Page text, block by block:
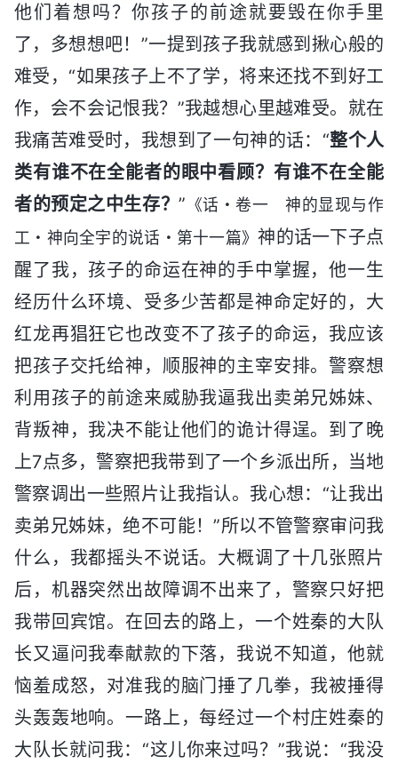
他们着想吗？你孩子的前途就要毁在你手里
了，多想想吧！”一提到孩子我就感到揪心般的
难受，“如果孩子上不了学，将来还找不到好工
作，会不会记恨我？”我越想心里越难受。就在
我痛苦难受时，我想到了一句神的话：“整个人
类有谁不在全能者的眼中看顾？有谁不在全能
者的预定之中生存？” 《话・卷一 神的显现与作
工・神向全宇的说话・第十一篇》 神的话一下子点
醒了我，孩子的命运在神的手中掌握，他一生
经历什么环境、受多少苦都是神命定好的，大
红龙再猖狂它也改变不了孩子的命运，我应该
把孩子交托给神，顺服神的主宰安排。警察想
利用孩子的前途来威胁我逼我出卖弟兄姊妹、
背叛神，我决不能让他们的诡计得逞。到了晚
上7点多，警察把我带到了一个乡派出所，当地
警察调出一些照片让我指认。我心想：“让我出
卖弟兄姊妹，绝不可能！”所以不管警察审问我
什么，我都摇头不说话。大概调了十几张照片
后，机器突然出故障调不出来了，警察只好把
我带回宾馆。在回去的路上，一个姓秦的大队
长又逼问我奉献款的下落，我说不知道，他就
恼羞成怒，对准我的脑门捶了几拳，我被捶得
头轰轰地响。一路上，每经过一个村庄姓秦的
大队长就问我：“这儿你来过吗？”我说：“我没